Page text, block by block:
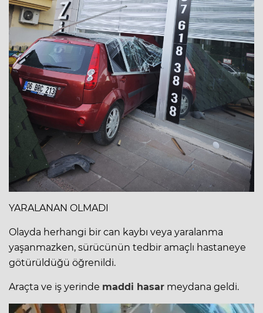
YARALANAN OLMADI
Olayda herhangi bir can kaybı veya yaralanma
yaşanmazken, sürücünün tedbir amaçlı hastaneye
götürüldüğü öğrenildi.
Araçta ve iş yerinde maddi hasar meydana geldi.